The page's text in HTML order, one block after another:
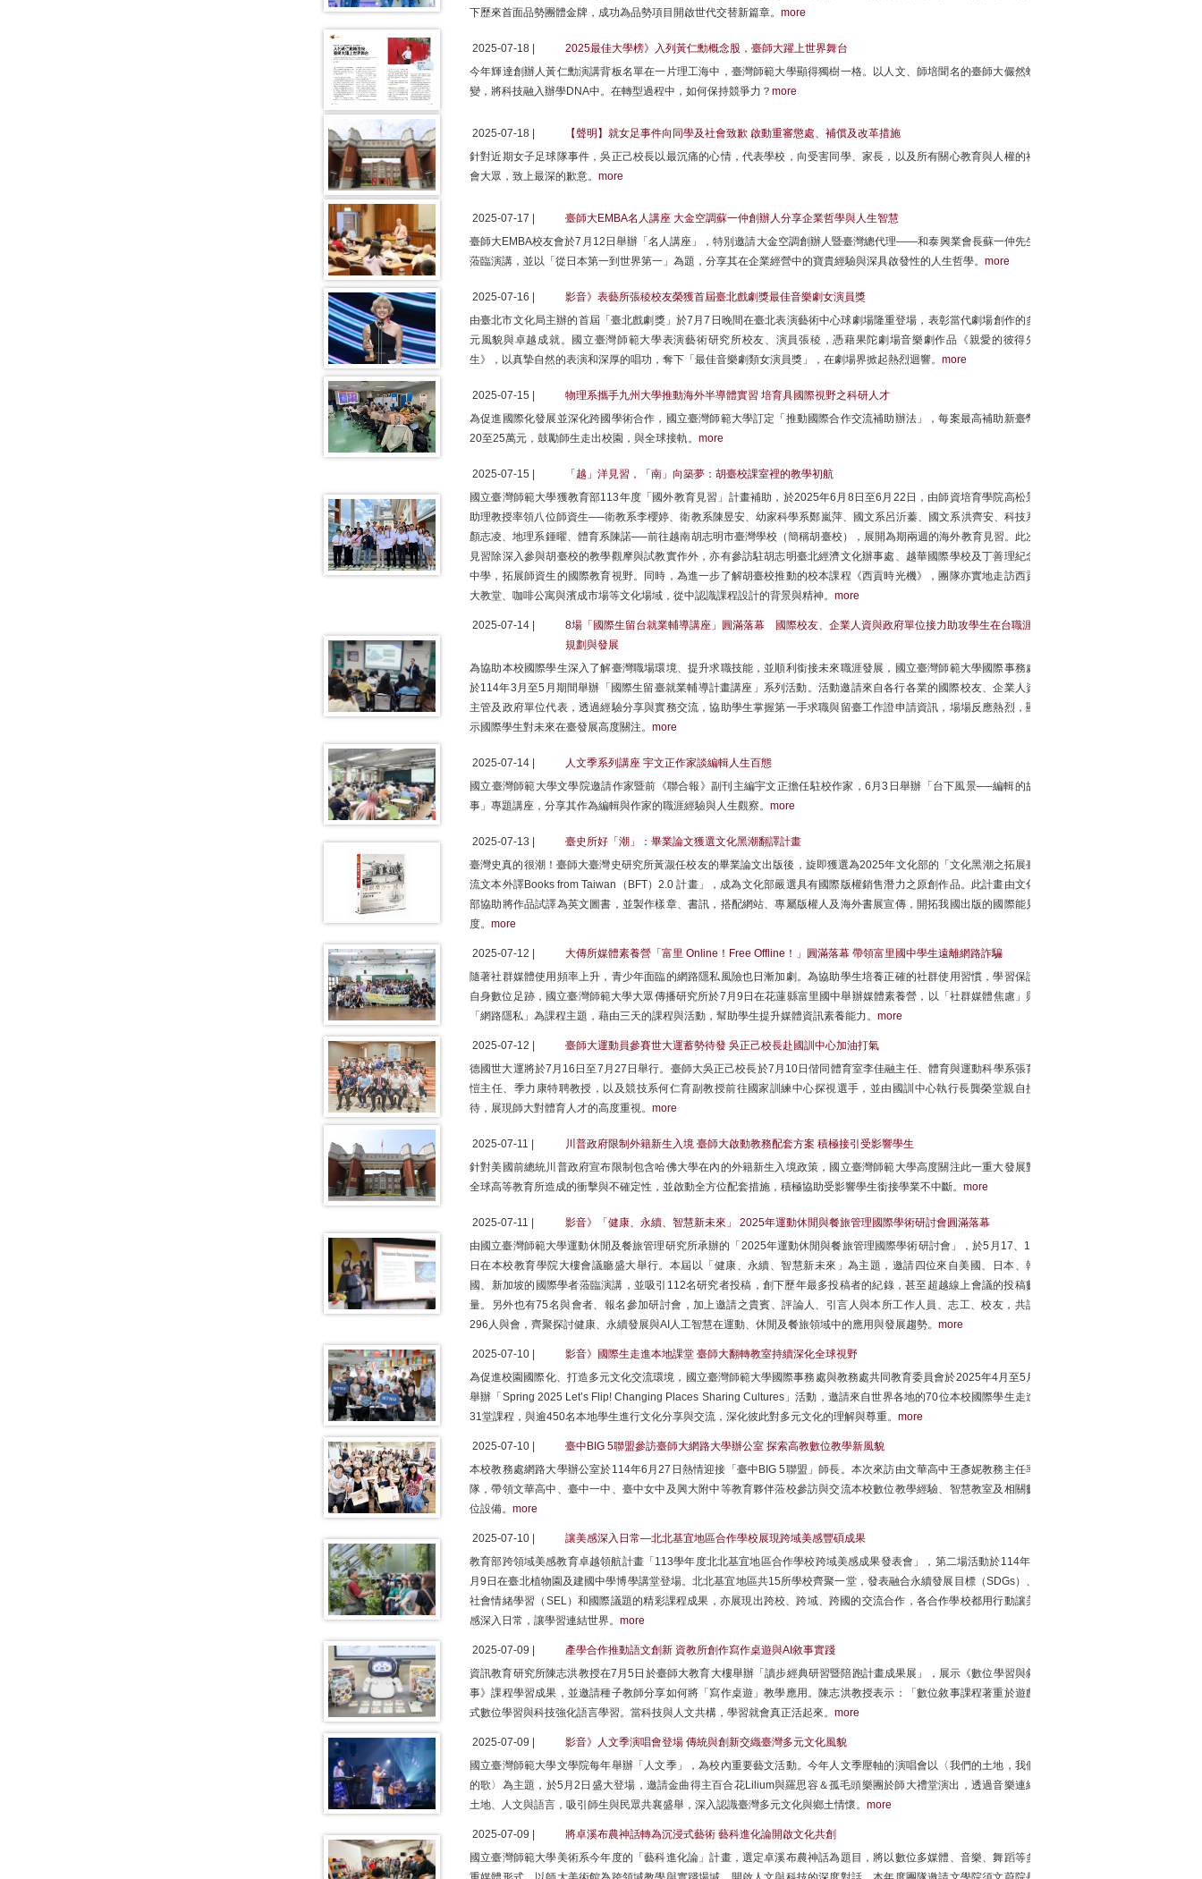
下歷來首面品勢團體金牌，成功為品勢項目開啟世代交替新篇章。 more
2025-07-18 |
2025最佳大學榜》入列黃仁勳概念股，臺師大躍上世界舞台
今年輝達創辦人黃仁勳演講背板名單在一片理工海中，臺灣師範大學顯得獨樹一格。以人文、師培聞名的臺師大儼然蛻
變，將科技融入辦學DNA中。在轉型過程中，如何保持競爭力？ more
2025-07-18 |
【聲明】就女足事件向同學及社會致歉 啟動重審懲處、補償及改革措施
針對近期女子足球隊事件，吳正己校長以最沉痛的心情，代表學校，向受害同學、家長，以及所有關心教育與人權的社
會大眾，致上最深的歉意。 more
2025-07-17 |
臺師大EMBA名人講座 大金空調蘇一仲創辦人分享企業哲學與人生智慧
臺師大EMBA校友會於7月12日舉辦「名人講座」，特別邀請大金空調創辦人暨臺灣總代理——和泰興業會長蘇一仲先生
蒞臨演講，並以「從日本第一到世界第一」為題，分享其在企業經營中的寶貴經驗與深具啟發性的人生哲學。 more
2025-07-16 |
影音》表藝所張稜校友榮獲首屆臺北戲劇獎最佳音樂劇女演員獎
由臺北市文化局主辦的首屆「臺北戲劇獎」於7月7日晚間在臺北表演藝術中心球劇場隆重登場，表彰當代劇場創作的多
元風貌與卓越成就。國立臺灣師範大學表演藝術研究所校友、演員張稜，憑藉果陀劇場音樂劇作品《親愛的彼得先
生》，以真摯自然的表演和深厚的唱功，奪下「最佳音樂劇類女演員獎」，在劇場界掀起熱烈迴響。 more
2025-07-15 |
物理系攜手九州大學推動海外半導體實習 培育具國際視野之科研人才
為促進國際化發展並深化跨國學術合作，國立臺灣師範大學訂定「推動國際合作交流補助辦法」，每案最高補助新臺幣
20至25萬元，鼓勵師生走出校園，與全球接軌。 more
2025-07-15 |
「越」洋見習，「南」向築夢：胡臺校課室裡的教學初航
國立臺灣師範大學獲教育部113年度「國外教育見習」計畫補助，於2025年6月8日至6月22日，由師資培育學院高松景
助理教授率領八位師資生──衛教系李櫻婷、衛教系陳昱安、幼家科學系鄭嵐萍、國文系呂沂蓁、國文系洪齊安、科技系
顏志凌、地理系鍾曜、體育系陳諾──前往越南胡志明市臺灣學校（簡稱胡臺校），展開為期兩週的海外教育見習。此次
見習除深入參與胡臺校的教學觀摩與試教實作外，亦有參訪駐胡志明臺北經濟文化辦事處、越華國際學校及丁善理紀念
中學，拓展師資生的國際教育視野。同時，為進一步了解胡臺校推動的校本課程《西貢時光機》，團隊亦實地走訪西貢
大教堂、咖啡公寓與濱成市場等文化場域，從中認識課程設計的背景與精神。 more
2025-07-14 |
8場「國際生留台就業輔導講座」圓滿落幕 國際校友、企業人資與政府單位接力助攻學生在台職涯
規劃與發展
為協助本校國際學生深入了解臺灣職場環境、提升求職技能，並順利銜接未來職涯發展，國立臺灣師範大學國際事務處
於114年3月至5月期間舉辦「國際生留臺就業輔導計畫講座」系列活動。活動邀請來自各行各業的國際校友、企業人資
主管及政府單位代表，透過經驗分享與實務交流，協助學生掌握第一手求職與留臺工作證申請資訊，場場反應熱烈，顯
示國際學生對未來在臺發展高度關注。 more
2025-07-14 |
人文季系列講座 宇文正作家談編輯人生百態
國立臺灣師範大學文學院邀請作家暨前《聯合報》副刊主編宇文正擔任駐校作家，6月3日舉辦「台下風景──編輯的故
事」專題講座，分享其作為編輯與作家的職涯經驗與人生觀察。 more
2025-07-13 |
臺史所好「潮」：畢業論文獲選文化黑潮翻譯計畫
臺灣史真的很潮！臺師大臺灣史研究所黃㵾任校友的畢業論文出版後，旋即獲選為2025年文化部的「文化黑潮之拓展臺
流文本外譯Books from Taiwan（BFT）2.0 計畫」，成為文化部嚴選具有國際版權銷售潛力之原創作品。此計畫由文化
部協助將作品試譯為英文圖書，並製作樣章、書訊，搭配網站、專屬版權人及海外書展宣傳，開拓我國出版的國際能見
度。 more
2025-07-12 |
大傳所媒體素養營「富里 Online！Free Offline！」圓滿落幕 帶領富里國中學生遠離網路詐騙
隨著社群媒體使用頻率上升，青少年面臨的網路隱私風險也日漸加劇。為協助學生培養正確的社群使用習慣，學習保護
自身數位足跡，國立臺灣師範大學大眾傳播研究所於7月9日在花蓮縣富里國中舉辦媒體素養營，以「社群媒體焦慮」與
「網路隱私」為課程主題，藉由三天的課程與活動，幫助學生提升媒體資訊素養能力。 more
2025-07-12 |
臺師大運動員參賽世大運蓄勢待發 吳正己校長赴國訓中心加油打氣
德國世大運將於7月16日至7月27日舉行。臺師大吳正己校長於7月10日偕同體育室李佳融主任、體育與運動科學系張育
愷主任、季力康特聘教授，以及競技系何仁育副教授前往國家訓練中心探視選手，並由國訓中心執行長龔榮堂親自接
待，展現師大對體育人才的高度重視。 more
2025-07-11 |
川普政府限制外籍新生入境 臺師大啟動教務配套方案 積極接引受影響學生
針對美國前總統川普政府宣布限制包含哈佛大學在內的外籍新生入境政策，國立臺灣師範大學高度關注此一重大發展對
全球高等教育所造成的衝擊與不確定性，並啟動全方位配套措施，積極協助受影響學生銜接學業不中斷。 more
2025-07-11 |
影音》「健康、永續、智慧新未來」 2025年運動休閒與餐旅管理國際學術研討會圓滿落幕
由國立臺灣師範大學運動休閒及餐旅管理研究所承辦的「2025年運動休閒與餐旅管理國際學術研討會」，於5月17、18
日在本校教育學院大樓會議廳盛大舉行。本屆以「健康、永續、智慧新未來」為主題，邀請四位來自美國、日本、韓
國、新加坡的國際學者蒞臨演講，並吸引112名研究者投稿，創下歷年最多投稿者的紀錄，甚至超越線上會議的投稿數
量。另外也有75名與會者、報名參加研討會，加上邀請之貴賓、評論人、引言人與本所工作人員、志工、校友，共計
296人與會，齊聚探討健康、永續發展與AI人工智慧在運動、休閒及餐旅領域中的應用與發展趨勢。 more
2025-07-10 |
影音》國際生走進本地課堂 臺師大翻轉教室持續深化全球視野
為促進校園國際化、打造多元文化交流環境，國立臺灣師範大學國際事務處與教務處共同教育委員會於2025年4月至5月
舉辦「Spring 2025 Let’s Flip! Changing Places Sharing Cultures」活動，邀請來自世界各地的70位本校國際學生走進
31堂課程，與逾450名本地學生進行文化分享與交流，深化彼此對多元文化的理解與尊重。 more
2025-07-10 |
臺中BIG 5聯盟參訪臺師大網路大學辦公室 探索高教數位教學新風貌
本校教務處網路大學辦公室於114年6月27日熱情迎接「臺中BIG 5聯盟」師長。本次來訪由文華高中王彥妮教務主任率
隊，帶領文華高中、臺中一中、臺中女中及興大附中等教育夥伴蒞校參訪與交流本校數位教學經驗、智慧教室及相關數
位設備。 more
2025-07-10 |
讓美感深入日常—北北基宜地區合作學校展現跨域美感豐碩成果
教育部跨領域美感教育卓越領航計畫「113學年度北北基宜地區合作學校跨域美感成果發表會」，第二場活動於114年7
月9日在臺北植物園及建國中學博學講堂登場。北北基宜地區共15所學校齊聚一堂，發表融合永續發展目標（SDGs）、
社會情緒學習（SEL）和國際議題的精彩課程成果，亦展現出跨校、跨域、跨國的交流合作，各合作學校都用行動讓美
感深入日常，讓學習連結世界。 more
2025-07-09 |
產學合作推動語文創新 資教所創作寫作桌遊與AI敘事實踐
資訊教育研究所陳志洪教授在7月5日於臺師大教育大樓舉辦「讀步經典研習暨陪跑計畫成果展」，展示《數位學習與敘
事》課程學習成果，並邀請種子教師分享如何將「寫作桌遊」教學應用。陳志洪教授表示：「數位敘事課程著重於遊戲
式數位學習與科技強化語言學習。當科技與人文共構，學習就會真正活起來。 more
2025-07-09 |
影音》人文季演唱會登場 傳統與創新交織臺灣多元文化風貌
國立臺灣師範大學文學院每年舉辦「人文季」，為校內重要藝文活動。今年人文季壓軸的演唱會以〈我們的土地，我們
的歌〉為主題，於5月2日盛大登場，邀請金曲得主百合花Lilium與羅思容＆孤毛頭樂團於師大禮堂演出，透過音樂連結
土地、人文與語言，吸引師生與民眾共襄盛舉，深入認識臺灣多元文化與鄉土情懷。 more
2025-07-09 |
將卓溪布農神話轉為沉浸式藝術 藝科進化論開啟文化共創
國立臺灣師範大學美術系今年度的「藝科進化論」計畫，選定卓溪布農神話為題目，將以數位多媒體、音樂、舞蹈等多